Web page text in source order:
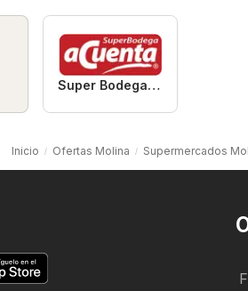
Super Bodega aCuenta
Inicio Ofertas Molina Supermercados